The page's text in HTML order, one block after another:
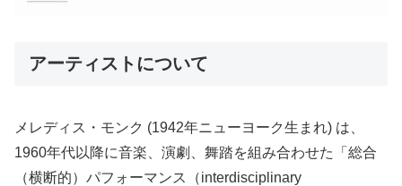
アーティストについて
メレディス・モンク (1942年ニューヨーク生まれ) は、
1960年代以降に音楽、演劇、舞踏を組み合わせた「総合
（横断的）パフォーマンス（interdisciplinary